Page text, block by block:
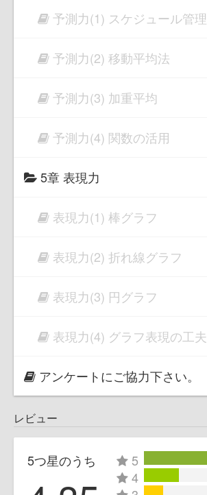
予測力(1) スケジュール管理
予測力(2) 移動平均法
予測力(3) 加重平均
予測力(4) 関数の活用
5章 表現力
表現力(1) 棒グラフ
表現力(2) 折れ線グラフ
表現力(3) 円グラフ
表現力(4) グラフ表現の工夫
アンケートにご協力下さい。
レビュー
5つ星のうち
5
4